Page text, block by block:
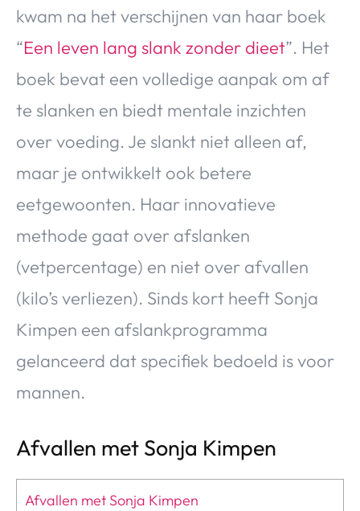
kwam na het verschijnen van haar boek
“Een leven lang slank zonder dieet”. Het
boek bevat een volledige aanpak om af
te slanken en biedt mentale inzichten
over voeding. Je slankt niet alleen af,
maar je ontwikkelt ook betere
eetgewoonten. Haar innovatieve
methode gaat over afslanken
(vetpercentage) en niet over afvallen
(kilo’s verliezen). Sinds kort heeft Sonja
Kimpen een afslankprogramma
gelanceerd dat specifiek bedoeld is voor
mannen.
Afvallen met Sonja Kimpen
Afvallen met Sonja Kimpen